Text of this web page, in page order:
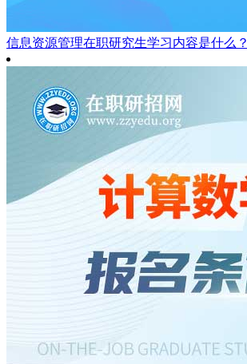
信息资源管理在职研究生学习内容是什么？